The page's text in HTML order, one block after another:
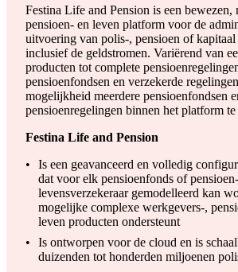
Festina Life and Pension is een bewezen,
pensioen- en leven platform voor de
uitvoering van polis-, pensioen of kapitaal
inclusief de geldstromen. Variërend van
producten tot complete
pensioenfondsen en verzekerde
mogelijkheid meerdere pensioenfondsen
pensioenregelingen binnen het platform te
Festina Life and Pension
Is een geavanceerd en volledig
dat voor elk pensioenfonds of
levensverzekeraar gemodelleerd kan
mogelijke complexe werkgevers-,
leven producten ondersteunt
Is ontworpen voor de cloud en is
duizenden tot honderden miljoenen